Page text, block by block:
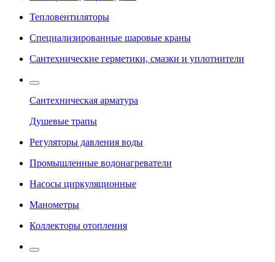
Тепловентиляторы
Специализированные шаровые краны
Сантехнические герметики, смазки и уплотнители
Сантехническая арматура
Душевые трапы
Регуляторы давления воды
Промышленные водонагреватели
Насосы циркуляционные
Манометры
Коллекторы отопления